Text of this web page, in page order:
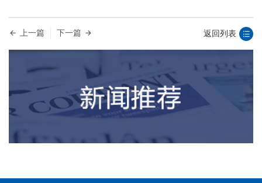
上一篇 下一篇 返回列表